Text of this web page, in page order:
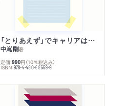
「とりあえず」でキャリアは決まる
中嶌剛著
定価:990円 （10％税込み）
ISBN:978-4-480-68559-9